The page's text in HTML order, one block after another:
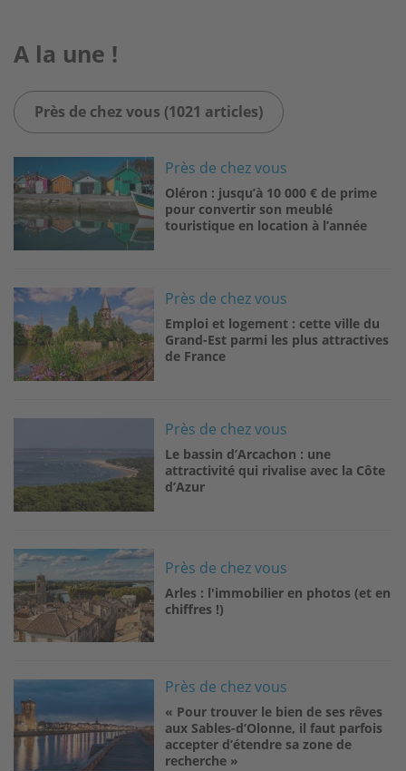
A la une !
Près de chez vous (1021 articles)
Près de chez vous
Oléron : jusqu’à 10 000 € de prime
pour convertir son meublé
touristique en location à l’année
Image Près de chez vous
Emploi et logement : cette ville du
Grand-Est parmi les plus attractives
de France
Près de chez vous
Le bassin d’Arcachon : une
attractivité qui rivalise avec la Côte
d’Azur
Image
Près de chez vous
Arles : l'immobilier en photos (et en
chiffres !)
Image Près de chez vous
« Pour trouver le bien de ses rêves
aux Sables-d’Olonne, il faut parfois
accepter d’étendre sa zone de
recherche »